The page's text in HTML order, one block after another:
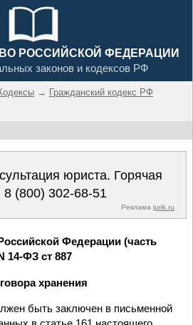
РОССИЙСКОЙ ФЕДЕРАЦИИ
законов и кодексов РФ
→ Гражданский кодекс РФ
юриста. Горячая
8 (800) 302-68-51
Реклама jurik.ru
Федерации (часть
14-ФЗ ст 887
хранения
быть заключен в письменной